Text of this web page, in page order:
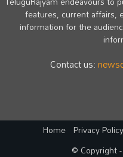
features, current affairs,
information for the
Contact us:
Home Privacy Policy
© Copyright